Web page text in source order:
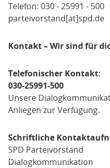
Telefon: 030 - 25991 - 500
parteivorstand[at]spd.de
Kontakt – Wir sind für
Telefonischer Kontakt:
030-25991-500
Unsere
Anliegen zur Verfügung.
Schriftliche
SPD Parteivorstand
Dialogkommunikation